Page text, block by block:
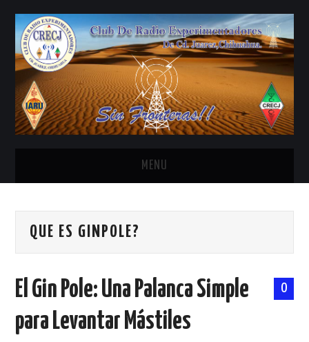
MENU
ANTENAS Y ACCESORIOS
QUE ES GINPOLE?
0
El Gin Pole: Una Palanca Simple
para Levantar Mástiles